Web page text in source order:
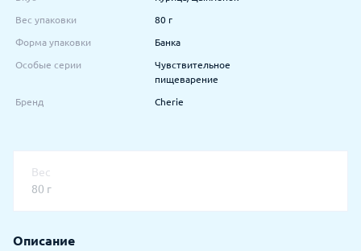
Вес упаковки 80 г
Форма упаковки Банка
Особые серии
Чувствительное
пищеварение
Бренд Cherie
Вес
80 г
Описание